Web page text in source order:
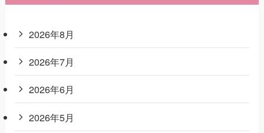
2026年8月
2026年7月
2026年6月
2026年5月